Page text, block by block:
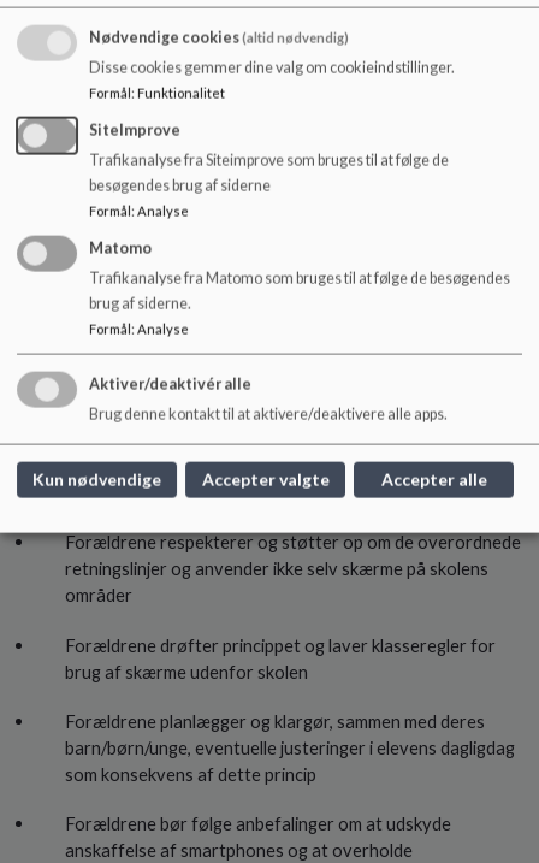
stilles til rådighed for eleverne
Skolen sikrer, at personalet er informeret om de
overordnede rammer
Gennem dialog mellem personale og elever sikrer skolen,
at retningslinjerne bliver overholdt
Skolen sikrer opdateret, faglig og højtkvalificeret
undervisning i digital dannelse, som understøtter mere og
bedre trivsel samt bedre digital adfærd
Skolens personale er rollemodeller, og vi forventer, at
matrikler
FORÆLDRENES ANSVAR
Forældrene oplyser og forklarer eleverne dette princip
Forældrene respekterer og støtter op om de overordnede
retningslinjer og anvender ikke selv skærme på skolens
områder
Forældrene drøfter princippet og laver klasseregler for
brug af skærme udenfor skolen
Forældrene planlægger og klargør, sammen med deres
barn/børn/unge, eventuelle justeringer i elevens dagligdag
som konsekvens af dette princip
Forældrene bør følge anbefalinger om at udskyde
anskaffelse af smartphones og at overholde
Nødvendige cookies(altid nødvendig)
Disse cookies gemmer dine valg om cookieindstillinger.
Formål: Funktionalitet
SiteImprove
Trafikanalyse fra Siteimprove som bruges til at følge de
besøgendes brug af siderne
Formål: Analyse
Matomo
Trafikanalyse fra Matomo som bruges til at følge de besøgendes
brug af siderne.
Formål: Analyse
Aktiver/deaktivér alle
Brug denne kontakt til at aktivere/deaktivere alle apps.
Kun nødvendige Accepter valgte Accepter alle